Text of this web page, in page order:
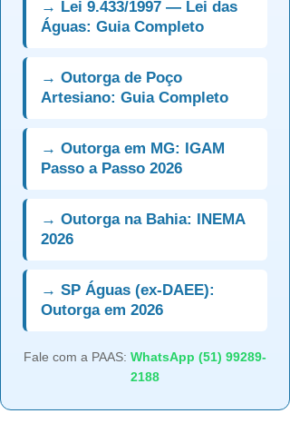
→ Lei 9.433/1997 — Lei das
Águas: Guia Completo
→ Outorga de Poço
Artesiano: Guia Completo
→ Outorga em MG: IGAM
Passo a Passo 2026
→ Outorga na Bahia: INEMA
2026
→ SP Águas (ex-DAEE):
Outorga em 2026
Fale com a PAAS: WhatsApp (51) 99289-
2188